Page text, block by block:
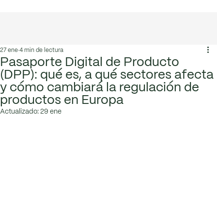
Pasaporte Digital de Producto
(DPP): qué es, a qué sectores afecta
y cómo cambiará la regulación de
productos en Europa
27 ene 4 min de lectura
Actualizado: 29 ene